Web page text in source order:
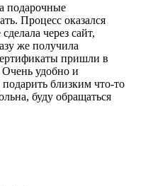
подарочные
Процесс оказался
через сайт,
же получила
пришли в
Очень удобно и
близким что-то
буду обращаться